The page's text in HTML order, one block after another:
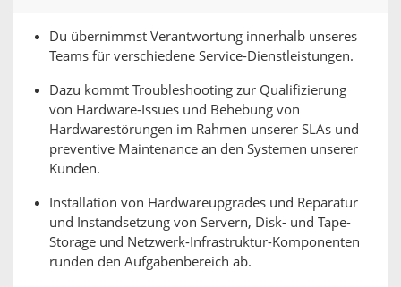
Du übernimmst Verantwortung innerhalb unseres
Teams für verschiedene Service-Dienstleistungen.
Dazu kommt Troubleshooting zur Qualifizierung
von Hardware-Issues und Behebung von
Hardwarestörungen im Rahmen unserer SLAs und
preventive Maintenance an den Systemen unserer
Kunden.
Installation von Hardwareupgrades und Reparatur
und Instandsetzung von Servern, Disk- und Tape-
Storage und Netzwerk-Infrastruktur-Komponenten
runden den Aufgabenbereich ab.